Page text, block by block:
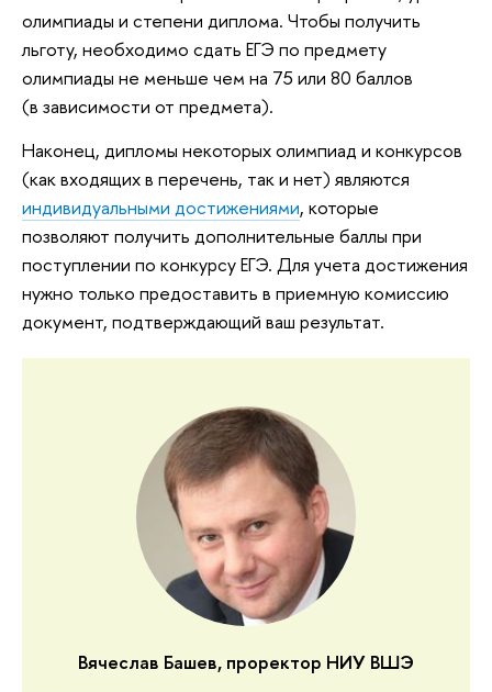
олимпиады и степени диплома. Чтобы получить
льготу, необходимо сдать ЕГЭ по предмету
олимпиады не меньше чем на 75 или 80 баллов
(в зависимости от предмета).
Наконец, дипломы некоторых олимпиад и конкурсов
(как входящих в перечень, так и нет) являются
индивидуальными достижениями, которые
позволяют получить дополнительные баллы при
поступлении по конкурсу ЕГЭ. Для учета достижения
нужно только предоставить в приемную комиссию
документ, подтверждающий ваш результат.
Вячеслав Башев, проректор НИУ ВШЭ